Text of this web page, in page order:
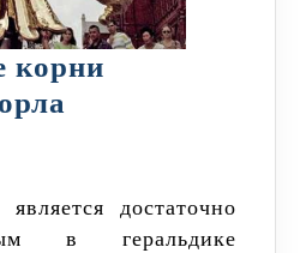
корни
орла
в геральдике